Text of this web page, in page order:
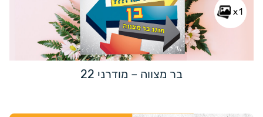
x1
בר מצווה – מודרני 22